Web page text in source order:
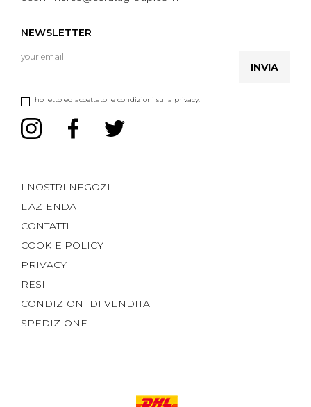
NEWSLETTER
ho letto ed accettato le condizioni sulla privacy.
INVIA
I NOSTRI NEGOZI
L'AZIENDA
CONTATTI
COOKIE POLICY
PRIVACY
RESI
CONDIZIONI DI VENDITA
SPEDIZIONE